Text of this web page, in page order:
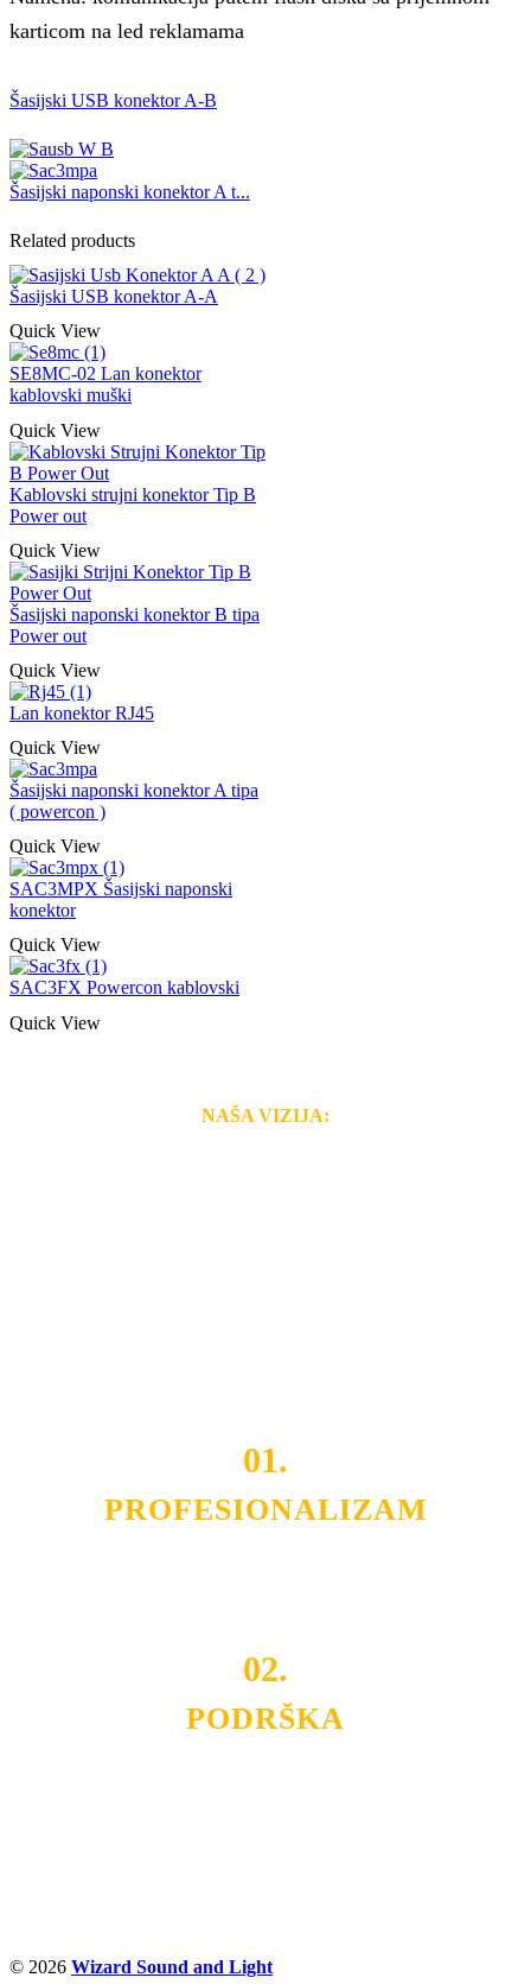
karticom na led reklamama
Šasijski USB konektor A-B
Šasijski naponski konektor A t...
Related products
Šasijski USB konektor A-A
Quick View
SE8MC-02 Lan konektor
kablovski muški
Quick View
Kablovski strujni konektor Tip B
Power out
Quick View
Šasijski naponski konektor B tipa
Power out
Quick View
Lan konektor RJ45
Quick View
Šasijski naponski konektor A tipa
( powercon )
Quick View
SAC3MPX Šasijski naponski
konektor
Quick View
SAC3FX Powercon kablovski
Quick View
NAŠA VIZIJA:
01.
PROFESIONALIZAM
02.
PODRŠKA
© 2026 Wizard Sound and Light